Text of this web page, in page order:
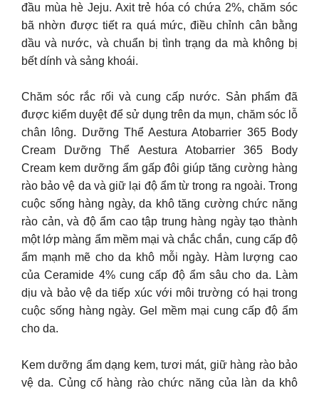
đầu mùa hè Jeju. Axit trẻ hóa có chứa 2%, chăm sóc
bã nhờn được tiết ra quá mức, điều chỉnh cân bằng
dầu và nước, và chuẩn bị tình trạng da mà không bị
bết dính và sảng khoái.
Chăm sóc rắc rối và cung cấp nước. Sản phẩm đã
được kiểm duyệt để sử dụng trên da mụn, chăm sóc lỗ
chân lông. Dưỡng Thể Aestura Atobarrier 365 Body
Cream Dưỡng Thể Aestura Atobarrier 365 Body
Cream kem dưỡng ẩm gấp đôi giúp tăng cường hàng
rào bảo vệ da và giữ lại độ ẩm từ trong ra ngoài. Trong
cuộc sống hàng ngày, da khô tăng cường chức năng
rào cản, và độ ẩm cao tập trung hàng ngày tạo thành
một lớp màng ẩm mềm mại và chắc chắn, cung cấp độ
ẩm mạnh mẽ cho da khô mỗi ngày. Hàm lượng cao
của Ceramide 4% cung cấp độ ẩm sâu cho da. Làm
dịu và bảo vệ da tiếp xúc với môi trường có hại trong
cuộc sống hàng ngày. Gel mềm mại cung cấp độ ẩm
cho da.
Kem dưỡng ẩm dạng kem, tươi mát, giữ hàng rào bảo
vệ da. Củng cố hàng rào chức năng của làn da khô